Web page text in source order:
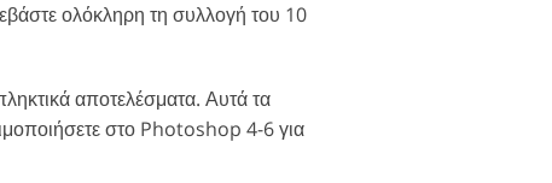
ολόκληρη τη συλλογή του 10
αποτελέσματα. Αυτά τα
στο Photoshop 4-6 για